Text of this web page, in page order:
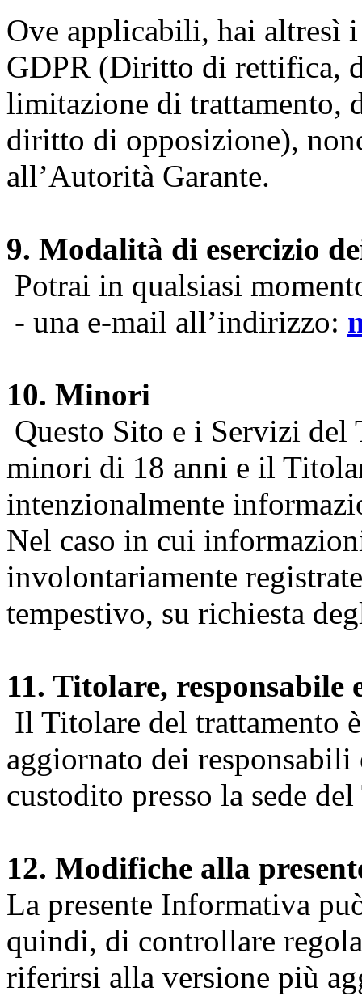
Ove applicabili, hai
GDPR (Diritto di rettifica,
limitazione di trattamento,
diritto di opposizione),
all’Autorità Garante.
9. Modalità di esercizio
Potrai in qualsiasi
- una e-mail all’indirizzo:
10. Minori
Questo Sito e i Servizi del
minori di 18 anni e il
intenzionalmente
Nel caso in cui
involontariamente
tempestivo, su richiesta
11. Titolare, responsabile
Il Titolare del trattamento
aggiornato dei
custodito presso la sede
12. Modifiche alla
La presente Informativa
quindi, di controllare
riferirsi alla versione più